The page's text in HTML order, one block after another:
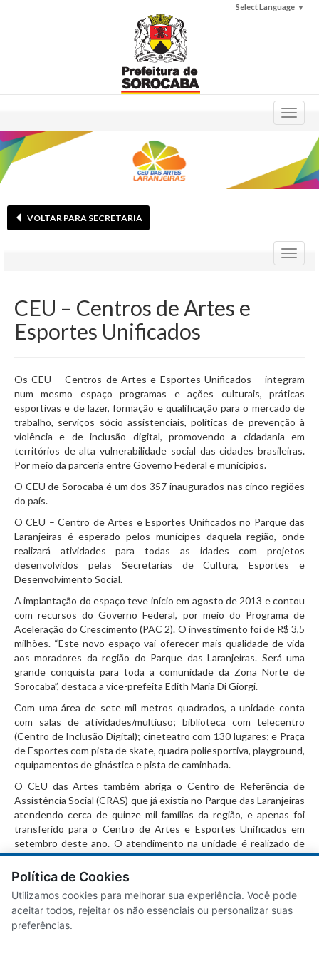
Select Language ▼
Toggle
VOLTAR PARA SECRETARIA
Toggle
CEU – Centros de Artes e
Esportes Unificados
Os CEU – Centros de Artes e Esportes Unificados – integram
num mesmo espaço programas e ações culturais, práticas
esportivas e de lazer, formação e qualificação para o mercado de
trabalho, serviços sócio assistenciais, políticas de prevenção à
violência e de inclusão digital, promovendo a cidadania em
territórios de alta vulnerabilidade social das cidades brasileiras.
Por meio da parceria entre Governo Federal e municípios.
O CEU de Sorocaba é um dos 357 inaugurados nas cinco regiões
do país.
O CEU – Centro de Artes e Esportes Unificados no Parque das
Laranjeiras é esperado pelos munícipes daquela região, onde
realizará atividades para todas as idades com projetos
desenvolvidos pelas Secretarias de Cultura, Esportes e
Desenvolvimento Social.
A implantação do espaço teve início em agosto de 2013 e contou
com recursos do Governo Federal, por meio do Programa de
Aceleração do Crescimento (PAC 2). O investimento foi de R$ 3,5
milhões. “Este novo espaço vai oferecer mais qualidade de vida
aos moradores da região do Parque das Laranjeiras. Será uma
grande conquista para toda a comunidade da Zona Norte de
Sorocaba”, destaca a vice-prefeita Edith Maria Di Giorgi.
Com uma área de sete mil metros quadrados, a unidade conta
com salas de atividades/multiuso; biblioteca com telecentro
(Centro de Inclusão Digital); cineteatro com 130 lugares; e Praça
de Esportes com pista de skate, quadra poliesportiva, playground,
equipamentos de ginástica e pista de caminhada.
O CEU das Artes também abriga o Centro de Referência de
Assistência Social (CRAS) que já existia no Parque das Laranjeiras
atendendo cerca de quinze mil famílias da região, e apenas foi
transferido para o Centro de Artes e Esportes Unificados em
setembro deste ano. O atendimento na unidade é realizado de
segunda a sexta-feira, das 8h às 17h, com uma equipe formada
por dois assistentes sociais, um psicólogo e um coordenador,
além de quatro técnicos de nível médio: dois agentes sociais e
dois técnicos administrativos.
Política de Cookies
Utilizamos cookies para melhorar sua experiência. Você pode
aceitar todos, rejeitar os não essenciais ou personalizar suas
preferências.